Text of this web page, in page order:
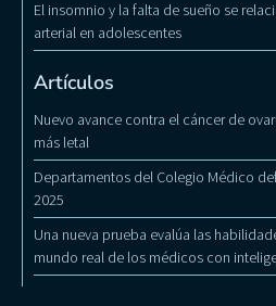
El insomnio y la falta de sueño se
arterial en adolescentes
Artículos
Nuevo avance contra el cáncer de
más letal
Departamentos del Colegio Médico
2025
Una nueva prueba evalúa las
mundo real de los médicos con